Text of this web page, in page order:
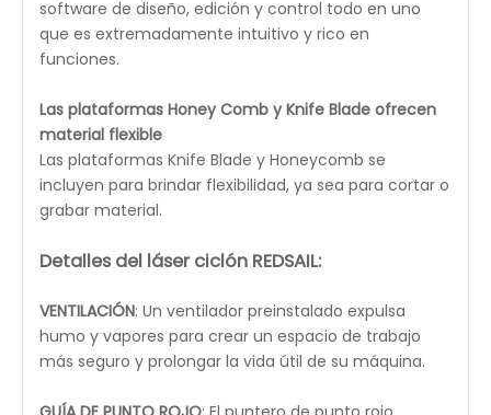
La serie Cyclone está diseñada para manejar
entornos de producción exigentes y largas jornadas
consistentes para cada trabajo.Al refinar y mejorar
constantemente la densidad de potencia de los
haces, la serie Cyclone genera un potente haz de
corte con una resolución de grabado
excepcional.Cada máquina láser de CO2 para
madera de la serie Cyclone tiene garantía gratuita
de por vida.
software láser
CONTROLADOR DIGITAL RUIDA/CONTROLADOR DIGITAL
TOPWISDOM CON WIFI DIRECTO
: Photo-ready para
convertir imágenes de formatos HPLG, BMP, GIF, JPG,